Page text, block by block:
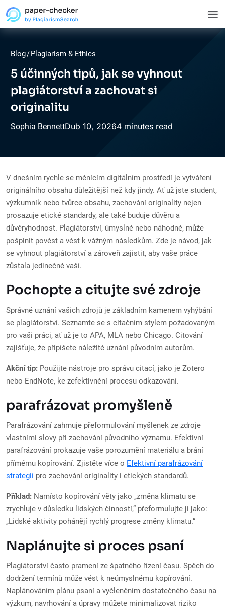
Blog/Plagiarism & Ethics
5 účinných tipů, jak se vyhnout
plagiátorství a zachovat si
originalitu
Sophia BennettDub 10, 20264 minutes read
V dnešním rychle se měnícím digitálním prostředí je vytváření
originálního obsahu důležitější než kdy jindy. Ať už jste student,
výzkumník nebo tvůrce obsahu, zachování originality nejen
prosazuje etické standardy, ale také buduje důvěru a
důvěryhodnost. Plagiátorství, úmyslné nebo náhodné, může
pošpinit pověst a vést k vážným následkům. Zde je návod, jak
se vyhnout plagiátorství a zároveň zajistit, aby vaše práce
zůstala jedinečně vaší.
Pochopte a citujte své zdroje
Správné uznání vašich zdrojů je základním kamenem vyhýbání
se plagiátorství. Seznamte se s citačním stylem požadovaným
pro vaši práci, ať už je to APA, MLA nebo Chicago. Citování
zajišťuje, že připíšete náležité uznání původním autorům.
Akční tip: Použijte nástroje pro správu citací, jako je Zotero
nebo EndNote, ke zefektivnění procesu odkazování.
parafrázovat promyšleně
Parafrázování zahrnuje přeformulování myšlenek ze zdroje
vlastními slovy při zachování původního významu. Efektivní
parafrázování prokazuje vaše porozumění materiálu a brání
přímému kopírování. Zjistěte více o Efektivní parafrázování
strategií pro zachování originality i etických standardů.
Příklad: Namísto kopírování věty jako „změna klimatu se
zrychluje v důsledku lidských činností,“ přeformulujte ji jako:
„Lidské aktivity pohánějí rychlý progrese změny klimatu.“
Naplánujte si proces psaní
Plagiátorství často pramení ze špatného řízení času. Spěch do
dodržení termínů může vést k neúmyslnému kopírování.
Naplánováním plánu psaní a vyčleněním dostatečného času na
výzkum, navrhování a úpravy můžete minimalizovat riziko